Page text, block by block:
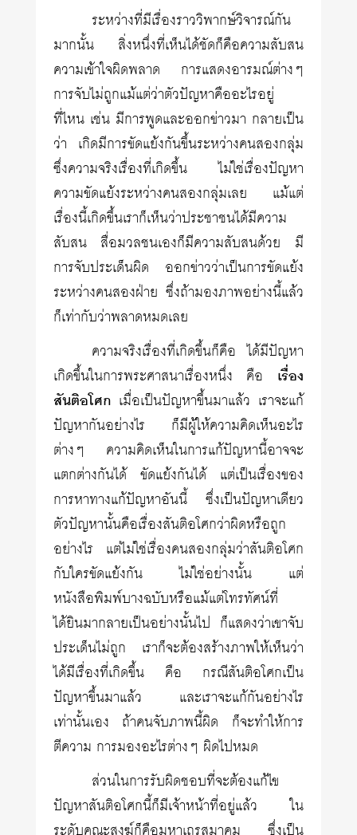
ระหว่างที่มีเรื่องราววิพากษ์วิจารณ์กัน
มากนั้น สิ่งหนึ่งที่เห็นได้ชัดก็คือความสับสน
ความเข้าใจผิดพลาด การแสดงอารมณ์ต่างๆ
การจับไม่ถูกแม้แต่ว่าตัวปัญหาคืออะไรอยู่
ที่ไหน เช่น มีการพูดและออกข่าวมา กลายเป็น
ว่า เกิดมีการขัดแย้งกันขึ้นระหว่างคนสองกลุ่ม
ซึ่งความจริงเรื่องที่เกิดขึ้น ไม่ใช่เรื่องปัญหา
ความขัดแย้งระหว่างคนสองกลุ่มเลย แม้แต่
เรื่องนี้เกิดขึ้นเราก็เห็นว่าประชาชนได้มีความ
สับสน สื่อมวลชนเองก็มีความสับสนด้วย มี
การจับประเด็นผิด ออกข่าวว่าเป็นการขัดแย้ง
ระหว่างคนสองฝ่าย ซึ่งถ้ามองภาพอย่างนี้แล้ว
ก็เท่ากับว่าพลาดหมดเลย
ความจริงเรื่องที่เกิดขึ้นก็คือ ได้มีปัญหา
เกิดขึ้นในการพระศาสนาเรื่องหนึ่ง คือ เรื่อง
สันติอโศก เมื่อเป็นปัญหาขึ้นมาแล้ว เราจะแก้
ปัญหากันอย่างไร ก็มีผู้ให้ความคิดเห็นอะไร
ต่างๆ ความคิดเห็นในการแก้ปัญหานี้อาจจะ
แตกต่างกันได้ ขัดแย้งกันได้ แต่เป็นเรื่องของ
การหาทางแก้ปัญหาอันนี้ ซึ่งเป็นปัญหาเดียว
ตัวปัญหานั้นคือเรื่องสันติอโศกว่าผิดหรือถูก
อย่างไร แต่ไม่ใช่เรื่องคนสองกลุ่มว่าสันติอโศก
กับใครขัดแย้งกัน ไม่ใช่อย่างนั้น แต่
หนังสือพิมพ์บางฉบับหรือแม้แต่โทรทัศน์ที่
ได้ยินมากลายเป็นอย่างนั้นไป ก็แสดงว่าเขาจับ
ประเด็นไม่ถูก เราก็จะต้องสร้างภาพให้เห็นว่า
ได้มีเรื่องที่เกิดขึ้น คือ กรณีสันติอโศกเป็น
ปัญหาขึ้นมาแล้ว และเราจะแก้กันอย่างไร
เท่านั้นเอง ถ้าคนจับภาพนี้ผิด ก็จะทำให้การ
ตีความ การมองอะไรต่างๆ ผิดไปหมด
ส่วนในการรับผิดชอบที่จะต้องแก้ไข
ปัญหาสันติอโศกนี้ก็มีเจ้าหน้าที่อยู่แล้ว ใน